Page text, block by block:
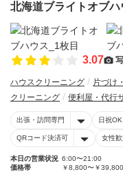
北海道ブライトオブハ
3.07
ハウスクリーニング 片づけ
クリーニング
便利屋・代行
出張・訪問専門 日祝OK
QRコード決済可 女性歓
本日の営業状況 6:00〜21:00
価格帯
￥8,800〜￥39,800